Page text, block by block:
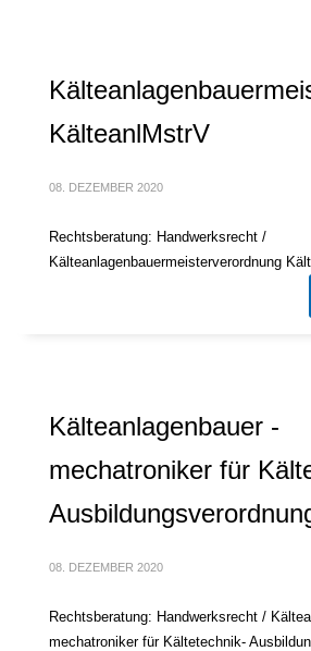
KälteanlMstrV
08. DEZEMBER 2020
Rechtsberatung: Handwerksrecht /
Kälteanlagenbauermeisterverordnung
Kälteanlagenbauer -
mechatroniker für
08. DEZEMBER 2020
Rechtsberatung: Handwerksrecht /
mechatroniker für Kältetechnik-